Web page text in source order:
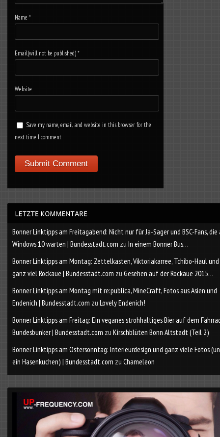
Name*
Email(will not be published)*
Website
Save my name, email, and website in this browser for the
next time I comment
Bonner Linktipps am Freitagabend: Nicht nur für Ja-Sager und BSC-Fans,
Windows 10 warten | Bundesstadt.com zu In einem Bonner Bus…
Bonner Linktipps am Montag: Zettelkasten, Viktoriakarree, Tchibo-Haul und
ganz viel Rockaue | Bundesstadt.com zu Gesehen auf der Rockaue 2015…
Bonner Linktipps am Montag mit re:publica, MineCraft, Fotos aus Asien und
Endenich | Bundesstadt.com zu Lovely Endenich!
Bonner Linktipps am Freitag: Ein veganes strohhaltiges Bier auf dem
Bundesbunker | Bundesstadt.com zu Kirschblüten Bonn Altstadt (Teil 2)
Bonner Linktipps am Ostersonntag: Interieurdesign und ganz viele Fotos
ein Hasenkuchen) | Bundesstadt.com zu Chameleon